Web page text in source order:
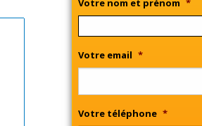
Votre email *
Votre téléphone *